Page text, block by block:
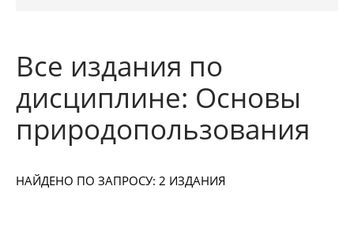
Все издания по
дисциплине: Основы
природопользования
НАЙДЕНО ПО ЗАПРОСУ: 2 ИЗДАНИЯ